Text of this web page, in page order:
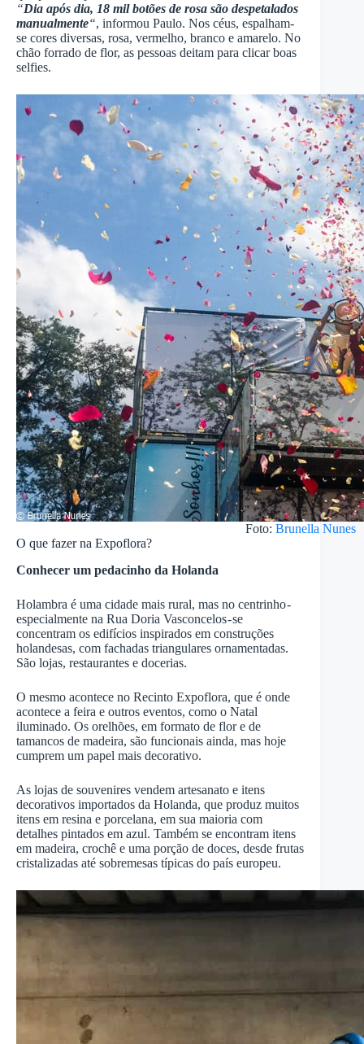
“Dia após dia, 18 mil botões de rosa são despetalados
manualmente“, informou Paulo. Nos céus, espalham-
se cores diversas, rosa, vermelho, branco e amarelo. No
chão forrado de flor, as pessoas deitam para clicar boas
selfies.
Foto: Brunella Nunes
O que fazer na Expoflora?
Conhecer um pedacinho da Holanda
Holambra é uma cidade mais rural, mas no centrinho -
especialmente na Rua Doria Vasconcelos - se
concentram os edifícios inspirados em construções
holandesas, com fachadas triangulares ornamentadas.
São lojas, restaurantes e docerias.
O mesmo acontece no Recinto Expoflora, que é onde
acontece a feira e outros eventos, como o Natal
iluminado. Os orelhões, em formato de flor e de
tamancos de madeira, são funcionais ainda, mas hoje
cumprem um papel mais decorativo.
As lojas de souvenires vendem artesanato e itens
decorativos importados da Holanda, que produz muitos
itens em resina e porcelana, em sua maioria com
detalhes pintados em azul. Também se encontram itens
em madeira, crochê e uma porção de doces, desde frutas
cristalizadas até sobremesas típicas do país europeu.